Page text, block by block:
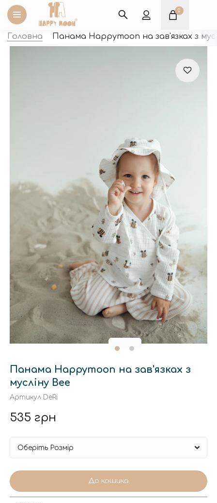
0
Оплата карткою
Головна Панама Happymoon на зав'язках з
Панама Happymoon на зав'язках з
мусліну Bee
Артикул DeRi
535 грн
До кошика